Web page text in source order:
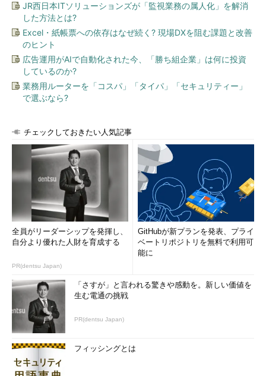
JR西日本ITソリューションズが「監視業務の属人化」を解消
した方法とは?
Excel・紙帳票への依存はなぜ続く? 現場DXを阻む課題と改善
のヒント
広告運用がAIで自動化された今、「勝ち組企業」は何に投資
しているのか?
業務用ルーターを「コスパ」「タイパ」「セキュリティー」
で選ぶなら?
チェックしておきたい人気記事
全員がリーダーシップを発揮し、
自分より優れた人財を育成する
PR(dentsu Japan)
GitHubが新プランを発表、プライ
ベートリポジトリを無料で利用可
能に
「さすが」と言われる驚きや感動を。新しい価値を
生む電通の挑戦
PR(dentsu Japan)
フィッシングとは